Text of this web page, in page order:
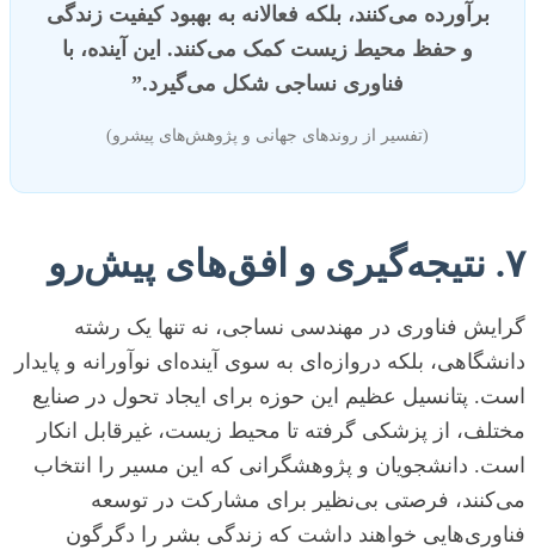
برآورده می‌کنند، بلکه فعالانه به بهبود کیفیت زندگی
و حفظ محیط زیست کمک می‌کنند. این آینده، با
فناوری نساجی شکل می‌گیرد.”
(تفسیر از روندهای جهانی و پژوهش‌های پیشرو)
۷. نتیجه‌گیری و افق‌های پیش‌رو
گرایش فناوری در مهندسی نساجی، نه تنها یک رشته
دانشگاهی، بلکه دروازه‌ای به سوی آینده‌ای نوآورانه و پایدار
است. پتانسیل عظیم این حوزه برای ایجاد تحول در صنایع
مختلف، از پزشکی گرفته تا محیط زیست، غیرقابل انکار
است. دانشجویان و پژوهشگرانی که این مسیر را انتخاب
می‌کنند، فرصتی بی‌نظیر برای مشارکت در توسعه
فناوری‌هایی خواهند داشت که زندگی بشر را دگرگون